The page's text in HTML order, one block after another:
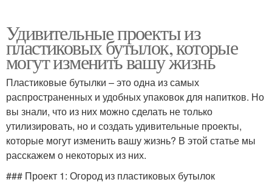
Удивительные проекты из
пластиковых бутылок, которые
могут изменить вашу жизнь
Пластиковые бутылки – это одна из самых
распространенных и удобных упаковок для напитков. Но
вы знали, что из них можно сделать не только
утилизировать, но и создать удивительные проекты,
которые могут изменить вашу жизнь? В этой статье мы
расскажем о некоторых из них.
### Проект 1: Огород из пластиковых бутылок